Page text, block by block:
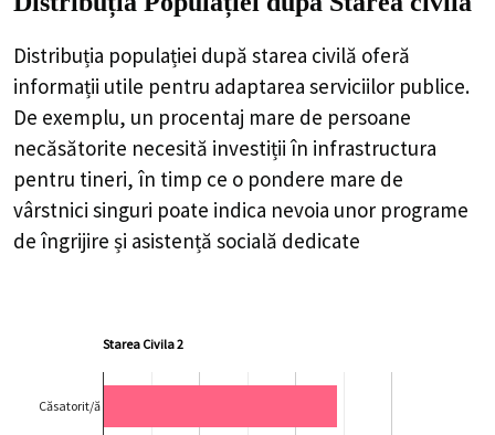
Distribuția populației după starea civilă oferă
informații utile pentru adaptarea serviciilor publice.
De exemplu, un procentaj mare de persoane
necăsătorite necesită investiții în infrastructura
pentru tineri, în timp ce o pondere mare de
vârstnici singuri poate indica nevoia unor programe
de îngrijire și asistență socială dedicate
Starea Civila 2
Căsatorit/ă